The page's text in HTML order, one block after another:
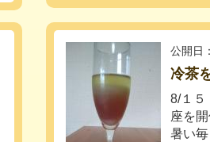
公開日
冷茶
8/１５
座を開
暑い